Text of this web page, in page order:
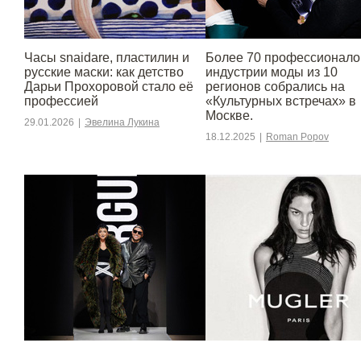
Часы snaidare, пластилин и
русские маски: как детство
Дарьи Прохоровой стало её
профессией
29.01.2026 | Эвелина Лукина
Более 70
индустрии моды из 10
регионов собрались на
«Культурных встречах» в
Москве.
18.12.2025 | Roman Popov